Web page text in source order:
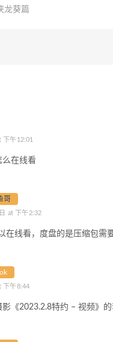
龙葵篇
下午12:01
么在线看
哥
at 下午2:32
在线看，度盘的是压缩包需
下午8:44
《2023.2.8特约 – 视频》